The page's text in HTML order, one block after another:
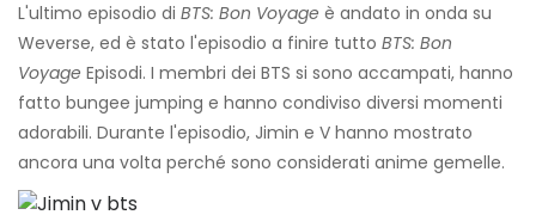
L'ultimo episodio di BTS: Bon Voyage è andato in onda su
Weverse, ed è stato l'episodio a finire tutto BTS: Bon
Voyage Episodi. I membri dei BTS si sono accampati, hanno
fatto bungee jumping e hanno condiviso diversi momenti
adorabili. Durante l'episodio, Jimin e V hanno mostrato
ancora una volta perché sono considerati anime gemelle.